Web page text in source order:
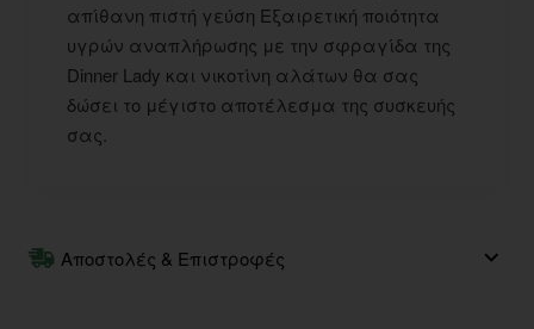
απίθανη πιστή γεύση Εξαιρετική ποιότητα
υγρών αναπλήρωσης με την σφραγίδα της
Dinner Lady και νικοτίνη αλάτων θα σας
δώσει το μέγιστο αποτέλεσμα της συσκευής
σας.
Αποστολές & Επιστροφές